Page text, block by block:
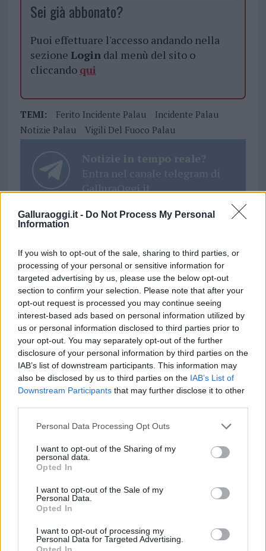
Galluraoggi.it - Do Not Process My Personal
Information
If you wish to opt-out of the sale, sharing to third parties, or
processing of your personal or sensitive information for
targeted advertising by us, please use the below opt-out
section to confirm your selection. Please note that after your
opt-out request is processed you may continue seeing
interest-based ads based on personal information utilized by
us or personal information disclosed to third parties prior to
your opt-out. You may separately opt-out of the further
disclosure of your personal information by third parties on the
IAB’s list of downstream participants. This information may
also be disclosed by us to third parties on the IAB’s List of
Downstream Participants that may further disclose it to other
Please note that this website/app uses one or more Google
not limited to your visit or usage behaviour. You may click to
grant or deny consent to Google and its third-party tags to
use your data for below specified purposes in below Google
consent section.
Personal Data Processing Opt Outs
I want to opt-out of the Sharing of my
personal data.
Opted In
I want to opt-out of the Sale of my
Personal Data.
Opted In
I want to opt-out of processing my
Personal Data for Targeted Advertising.
Opted In
Sei già abbonato?
Puoi effettuare l'accesso andando nella
sezione Logindal menù del sito o
cliccando qui
TEMI: Ferito Incidente Palau
Incidente Palau
Notizie Palau
Vigili Del Fuoco Palau
Notizie in tempo reale?
Entra nel canale telegram di
GalluraOggi.it
Inviaci le tue segnalazioni,
i tuoi video e le tue foto
Su WhatsApp al numero +39
345 356 7512
Ricevi le nostre ultime news
daGoogle News
F
a
ce
b
o
T
w
it
te
r
Pi
n
te
re
st
h
s
A
h
re